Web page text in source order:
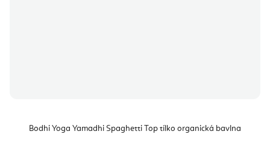
Bodhi Yoga Yamadhi Spaghetti Top tílko organická bavlna